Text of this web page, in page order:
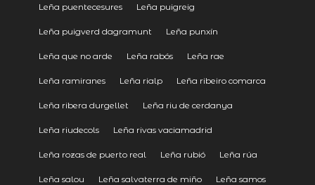
Leña puentecesures Leña puigreig
Leña puigverd dagramunt Leña punxín
Leña que no arde Leña rabós Leña rae
Leña ramiranes Leña rialp Leña ribeiro comarca
Leña ribera durgellet Leña riu de cerdanya
Leña riudecols Leña rivas vaciamadrid
Leña rozas de puerto real Leña rubió Leña rúa
Leña salou Leña salvaterra de miño Leña samos